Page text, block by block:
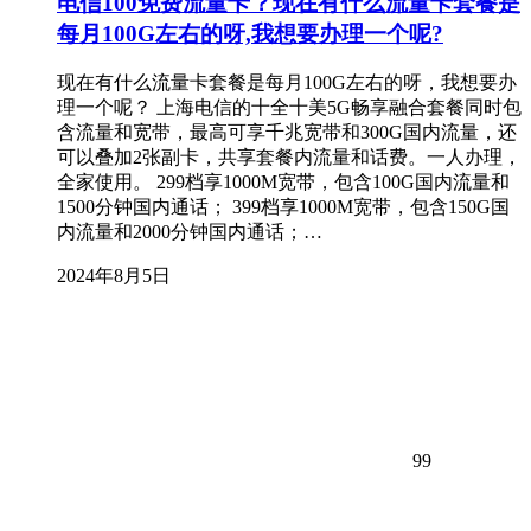
每月100G左右的呀,我想要办理一个呢?
现在有什么流量卡套餐是每月100G左右的呀，我想要办
理一个呢？ 上海电信的十全十美5G畅享融合套餐同时包
含流量和宽带，最高可享千兆宽带和300G国内流量，还
可以叠加2张副卡，共享套餐内流量和话费。一人办理，
全家使用。 299档享1000M宽带，包含100G国内流量和
1500分钟国内通话； 399档享1000M宽带，包含150G国
内流量和2000分钟国内通话；…
2024年8月5日
99